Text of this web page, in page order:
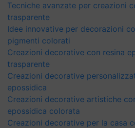
Tecniche avanzate per creazioni
trasparente
Idee innovative per decorazioni
pigmenti colorati
Creazioni decorative con resina
trasparente
Creazioni decorative
epossidica
Creazioni decorative artistiche
epossidica colorata
Creazioni decorative per la casa